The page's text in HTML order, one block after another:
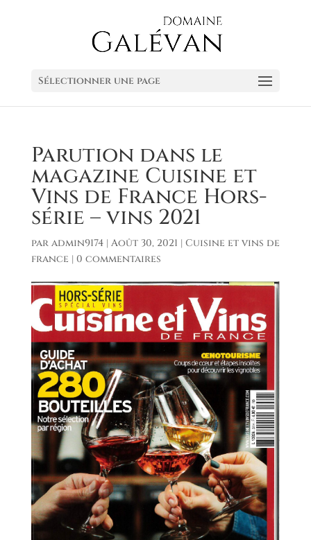
Sélectionner une page
Parution dans le
magazine Cuisine et
Vins de France Hors-
série – vins 2021
par admin9174| Août 30, 2021 | Cuisine et vins de
france | 0 commentaires